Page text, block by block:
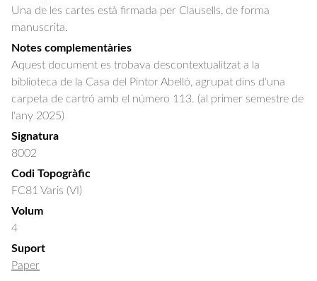
Una de les cartes està firmada per Clausells, de forma
manuscrita.
Notes complementàries
Aquest document es trobava descontextualitzat a la
biblioteca de la Casa del Pintor Abelló, agrupat dins d'una
carpeta de cartró amb el número 113. (al primer semestre de
l'any 2025)
Signatura
8002
Codi Topogràfic
FC81 Varis (VI)
Volum
4
Suport
Paper